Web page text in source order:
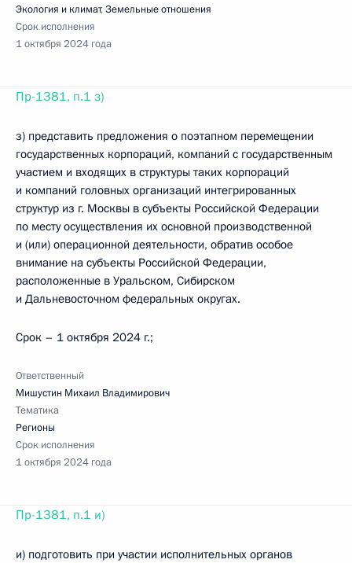
Экология и климат,Земельные отношения
Срок исполнения
1 октября 2024 года
Пр-1381, п.1 з)
з) представить предложения о поэтапном перемещении
государственных корпораций, компаний с государственным
участием и входящих в структуры таких корпораций
и компаний головных организаций интегрированных
структур из г. Москвы в субъекты Российской Федерации
по месту осуществления их основной производственной
и (или) операционной деятельности, обратив особое
внимание на субъекты Российской Федерации,
расположенные в Уральском, Сибирском
и Дальневосточном федеральных округах.
Срок – 1 октября 2024 г.;
Ответственный
Мишустин Михаил Владимирович
Тематика
Регионы
Срок исполнения
1 октября 2024 года
Пр-1381, п.1 и)
и) подготовить при участии исполнительных органов